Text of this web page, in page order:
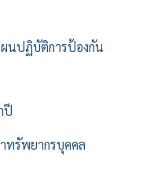
นปฏิบัติการป้องกัน
ปี
ทรัพยากรบุคคล